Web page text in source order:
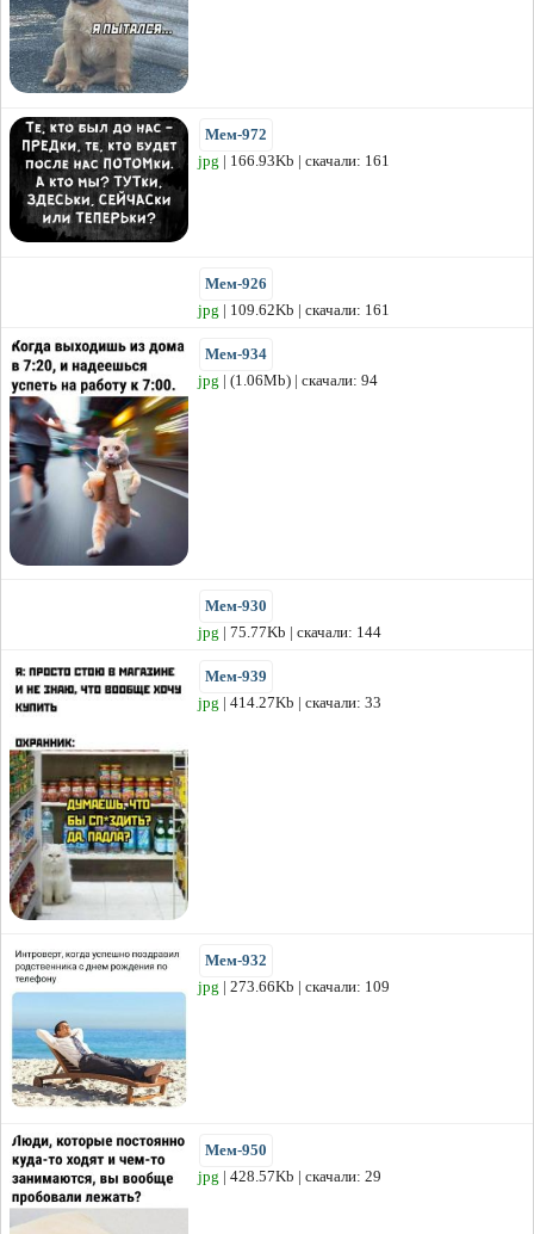
Мем-972
jpg | 166.93Kb | скачали: 161
Мем-926
jpg | 109.62Kb | скачали: 161
Мем-934
jpg | (1.06Mb) | скачали: 94
Мем-930
jpg | 75.77Kb | скачали: 144
Мем-939
jpg | 414.27Kb | скачали: 33
Мем-932
jpg | 273.66Kb | скачали: 109
Мем-950
jpg | 428.57Kb | скачали: 29